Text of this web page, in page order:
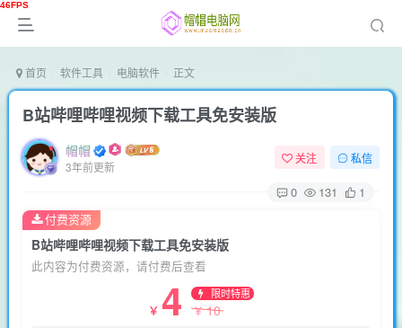
首页 软件工具 电脑软件 正文
B站哔哩哔哩视频下载工具免安装版
帽帽
3年前更新
关注 私信
0 131 1
B站哔哩哔哩视频下载工具免安装版
此内容为付费资源，请付费后查看
￥ 4 限时特惠
￥10
付费资源